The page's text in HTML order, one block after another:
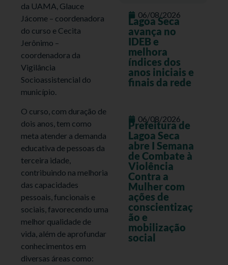
da UAMA, Glauce
Jácome – coordenadora
do curso e Cecita
Jerônimo –
coordenadora da
Vigilância
Socioassistencial do
município.
O curso, com duração de
dois anos, tem como
meta atender a demanda
educativa de pessoas da
terceira idade,
contribuindo na melhoria
das capacidades
pessoais, funcionais e
sociais, favorecendo uma
melhor qualidade de
vida, além de aprofundar
conhecimentos em
diversas áreas como:
06/08/2026
Lagoa Seca
avança no
IDEB e
melhora
índices dos
anos iniciais e
finais da rede
06/08/2026
Prefeitura de
Lagoa Seca
abre I Semana
de Combate à
Violência
Contra a
Mulher com
ações de
conscientizaç
ão e
mobilização
social